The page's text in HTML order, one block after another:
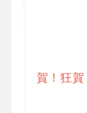
賀！狂